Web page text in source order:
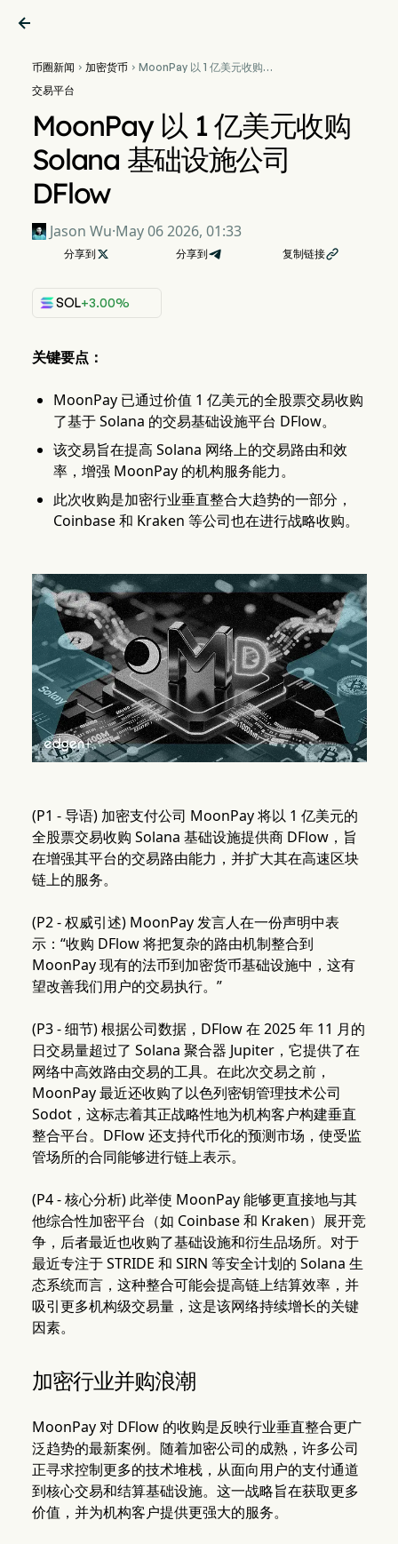

币圈新闻  加密货币  MoonPay 以 1 亿美元收购
交易平台
MoonPay 以 1 亿美元收购
Solana 基础设施公司
DFlow
Jason Wu·May 06 2026, 01:33
分享到  分享到 复制链接
SOL+3.00%
关键要点：
MoonPay 已通过价值 1 亿美元的全股票交易收购
了基于 Solana 的交易基础设施平台 DFlow。
该交易旨在提高 Solana 网络上的交易路由和效
率，增强 MoonPay 的机构服务能力。
此次收购是加密行业垂直整合大趋势的一部分，
Coinbase 和 Kraken 等公司也在进行战略收购。
(P1 - 导语) 加密支付公司 MoonPay 将以 1 亿美元的
全股票交易收购 Solana 基础设施提供商 DFlow，旨
在增强其平台的交易路由能力，并扩大其在高速区块
链上的服务。
(P2 - 权威引述) MoonPay 发言人在一份声明中表
示：“收购 DFlow 将把复杂的路由机制整合到
MoonPay 现有的法币到加密货币基础设施中，这有
望改善我们用户的交易执行。”
(P3 - 细节) 根据公司数据，DFlow 在 2025 年 11 月的
日交易量超过了 Solana 聚合器 Jupiter，它提供了在
网络中高效路由交易的工具。在此次交易之前，
MoonPay 最近还收购了以色列密钥管理技术公司
Sodot，这标志着其正战略性地为机构客户构建垂直
整合平台。DFlow 还支持代币化的预测市场，使受监
管场所的合同能够进行链上表示。
(P4 - 核心分析) 此举使 MoonPay 能够更直接地与其
他综合性加密平台（如 Coinbase 和 Kraken）展开竞
争，后者最近也收购了基础设施和衍生品场所。对于
最近专注于 STRIDE 和 SIRN 等安全计划的 Solana 生
态系统而言，这种整合可能会提高链上结算效率，并
吸引更多机构级交易量，这是该网络持续增长的关键
因素。
加密行业并购浪潮
MoonPay 对 DFlow 的收购是反映行业垂直整合更广
泛趋势的最新案例。随着加密公司的成熟，许多公司
正寻求控制更多的技术堆栈，从面向用户的支付通道
到核心交易和结算基础设施。这一战略旨在获取更多
价值，并为机构客户提供更强大的服务。